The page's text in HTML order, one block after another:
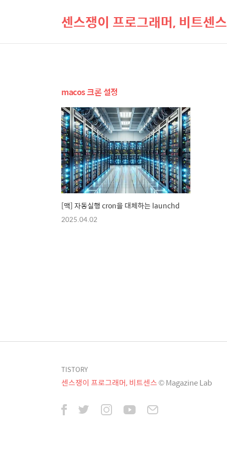
센스쟁이 프로그래머, 비트센스
macos 크론 설정
[맥] 자동실행 cron을 대체하는 launchd
2025.04.02
TISTORY
센스쟁이 프로그래머, 비트센스© Magazine Lab